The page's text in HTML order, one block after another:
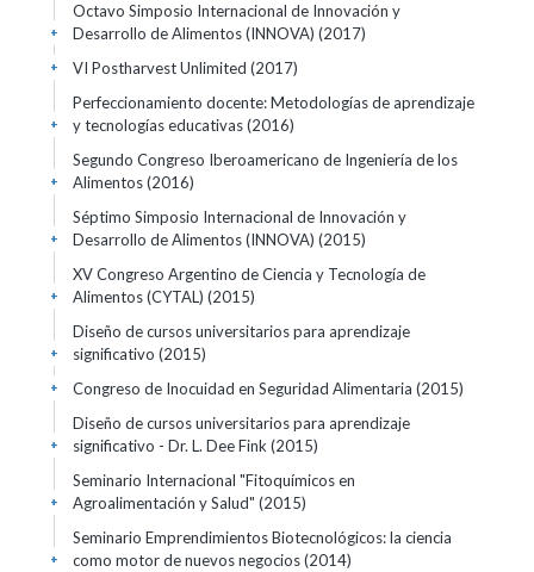
Octavo Simposio Internacional de Innovación y
Desarrollo de Alimentos (INNOVA) (2017)
+
VI Postharvest Unlimited (2017)
+
Perfeccionamiento docente: Metodologías de aprendizaje
y tecnologías educativas(2016)
+
Segundo Congreso Iberoamericano de Ingeniería de los
Alimentos(2016)
+
Séptimo Simposio Internacional de Innovación y
Desarrollo de Alimentos (INNOVA) (2015)
+
XV Congreso Argentino de Ciencia y Tecnología de
Alimentos (CYTAL) (2015)
+
Diseño de cursos universitarios para aprendizaje
significativo (2015)
+
Congreso de Inocuidad en Seguridad Alimentaria (2015)
+
Diseño de cursos universitarios para aprendizaje
significativo - Dr. L. Dee Fink (2015)
+
Seminario Internacional "Fitoquímicos en
Agroalimentación y Salud" (2015)
+
Seminario Emprendimientos Biotecnológicos: la ciencia
como motor de nuevos negocios(2014)
+